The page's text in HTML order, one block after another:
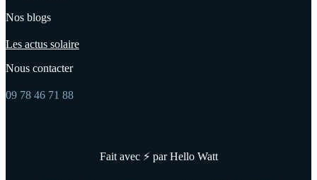
Nos blogs
Les actus solaire
Nous contacter
09 78 46 71 88
Fait avec ⚡ par Hello Watt